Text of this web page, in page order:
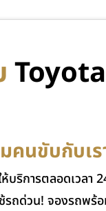
คนขับกับเ
บริการตลอดเวล
ช้รถด่วน! จองรถ